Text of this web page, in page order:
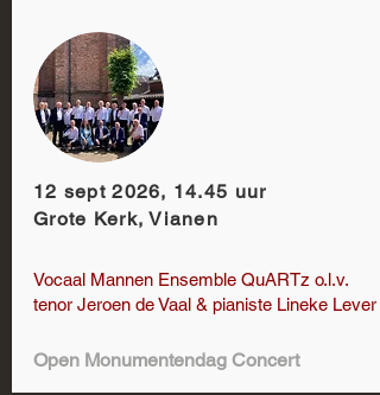
12 sept 2026, 14.45 uur
Grote Kerk, Vianen
Vocaal Mannen Ensemble QuARTz o.l.v.
tenor Jeroen de Vaal & pianiste Lineke Lever
Open Monumentendag Concert